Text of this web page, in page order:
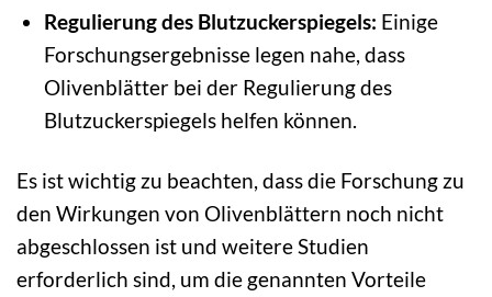
Regulierung des Blutzuckerspiegels: Einige
Forschungsergebnisse legen nahe, dass
Olivenblätter bei der Regulierung des
Blutzuckerspiegels helfen können.
Es ist wichtig zu beachten, dass die Forschung zu
den Wirkungen von Olivenblättern noch nicht
abgeschlossen ist und weitere Studien
erforderlich sind, um die genannten Vorteile